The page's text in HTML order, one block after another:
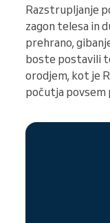
Razstrupljanje
zagon telesa in
prehrano,
boste postavili
orodjem, kot je
počutja